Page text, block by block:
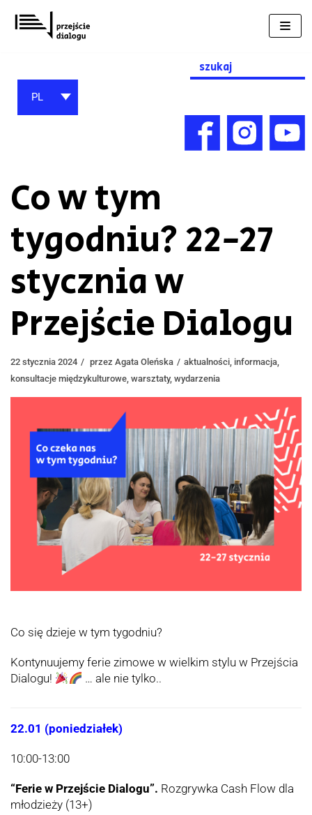
Przejdź
do
Search
for:
PL
Co w tym
tygodniu? 22-27
stycznia w
Przejście Dialogu
22 stycznia 2024 przez Agata Oleńska aktualności informacja
konsultacje międzykulturowe warsztaty, wydarzenia
Co się dzieje w tym tygodniu?
Kontynuujemy ferie zimowe w wielkim stylu w Przejścia
Dialogu!
… ale nie tylko..
22.01 (poniedziałek)
10:00-13:00
“Ferie w Przejście Dialogu”. Rozgrywka Cash Flow dla
młodzieży (13+)